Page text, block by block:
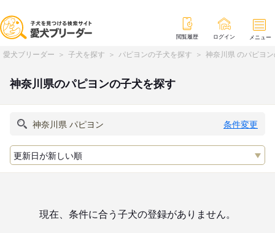
閲覧履歴 ログイン メニュー
愛犬ブリーダー 子犬を探す パピヨンの子犬を探す 神奈川県 のパピヨ
神奈川県のパピヨンの子犬を探す
条件変更
現在、条件に合う子犬の登録がありません。